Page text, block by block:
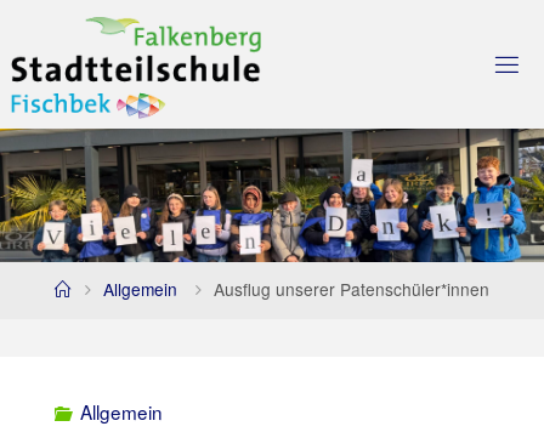
to
content
HomeAllgemein Ausflug unserer Patenschüler*innen
Allgemein